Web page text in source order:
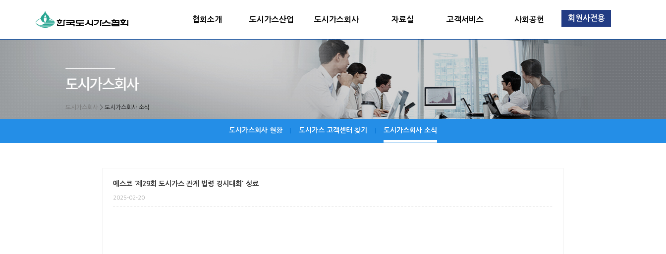
협회소개 도시가스산업 도시가스회사 자료실 고객서비스 사회공헌 회원사전용
도시가스회사 > 도시가스회사 소식
도시가스회사 현황 도시가스 고객센터 찾기 도시가스회사 소식
예스코 ’제29회 도시가스 관계 법령 경시대회' 성료
2025-02-20